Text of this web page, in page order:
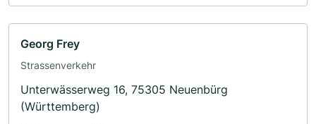
Georg Frey
Strassenverkehr
Unterwässerweg 16, 75305 Neuenbürg
(Württemberg)